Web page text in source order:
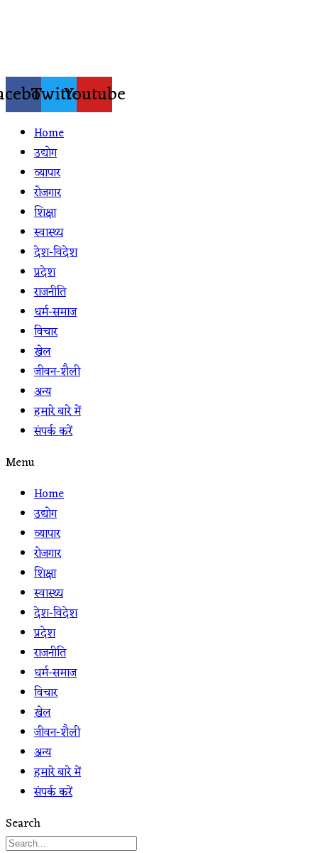
TwitterYoutube
Home
उद्योग
व्यापार
रोजगार
शिक्षा
स्वास्थ्य
देश-विदेश
प्रदेश
राजनीति
धर्म-समाज
विचार
खेल
जीवन-शैली
अन्य
हमारे बारे में
संपर्क करें
Menu
Home
उद्योग
व्यापार
रोजगार
शिक्षा
स्वास्थ्य
देश-विदेश
प्रदेश
राजनीति
धर्म-समाज
विचार
खेल
जीवन-शैली
अन्य
हमारे बारे में
संपर्क करें
Search